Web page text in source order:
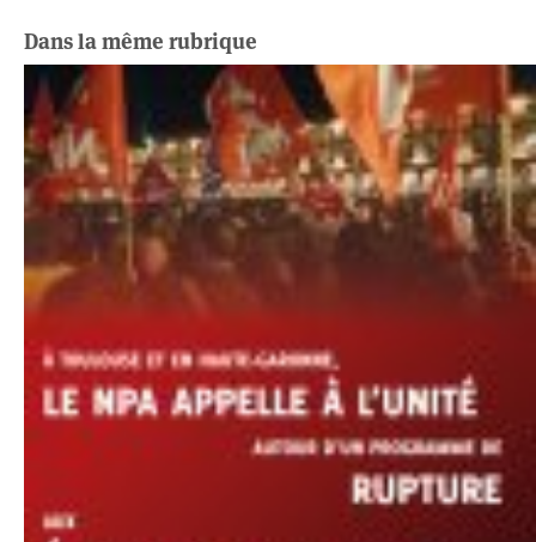
Dans la même rubrique